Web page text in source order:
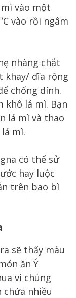
vào một
C vào rồi ngâm
nhàng chắt
khay/ đĩa rộng
chống dính.
khô lá mì. Bạn
lá mì và thao
mì.
có thể sử
hay luộc
trên bao bì
sẽ thấy màu
ăn Ý
vì chúng
chứa nhiều